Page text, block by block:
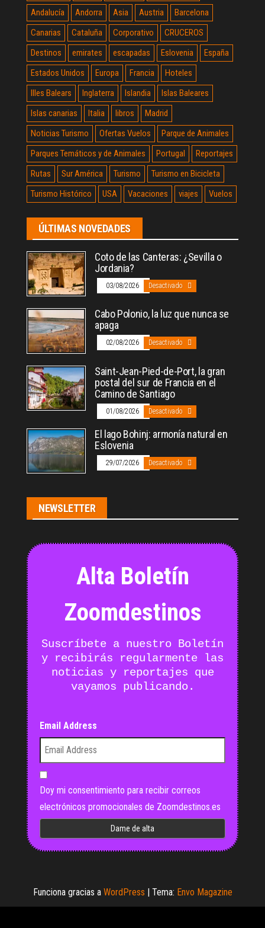
Andalucía
Andorra Asia Austria
Barcelona
Canarias
Cataluña Corporativo
CRUCEROS
Destinos
emirates escapadas Eslovenia
España
Estados Unidos
Europa Francia
Hoteles
Illes Balears
Inglaterra Islandia
Islas Baleares
Islas canarias
Italia libros
Madrid
Noticias Turismo
Ofertas Vuelos
Parque de Animales
Parques Temáticos y de Animales
Portugal
Reportajes
Rutas
Sur América Turismo
Turismo en Bicicleta
Turismo Histórico
USA Vacaciones viajes Vuelos
ÚLTIMAS NOVEDADES
Coto de las Canteras: ¿Sevilla o
Jordania?
03/08/2026 Desactivado
Cabo Polonio, la luz que nunca se
apaga
02/08/2026 Desactivado
Saint-Jean-Pied-de-Port, la gran
postal del sur de Francia en el
Camino de Santiago
01/08/2026 Desactivado
El lago Bohinj: armonía natural en
Eslovenia
29/07/2026 Desactivado
NEWSLETTER
Alta Boletín
Zoomdestinos
Suscríbete a nuestro Boletín
y recibirás regularmente las
noticias y reportajes que
vayamos publicando.
Email Address
Doy mi consentimiento para recibir correos
electrónicos promocionales de Zoomdestinos.es
Funciona gracias a WordPress Tema: Envo Magazine